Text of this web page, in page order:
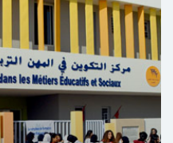
Bir Rami – Kénitra